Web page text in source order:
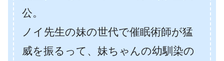
公。
ノイ先生の妹の世代で催眠術師が猛
威を振るって、妹ちゃんの幼馴染の